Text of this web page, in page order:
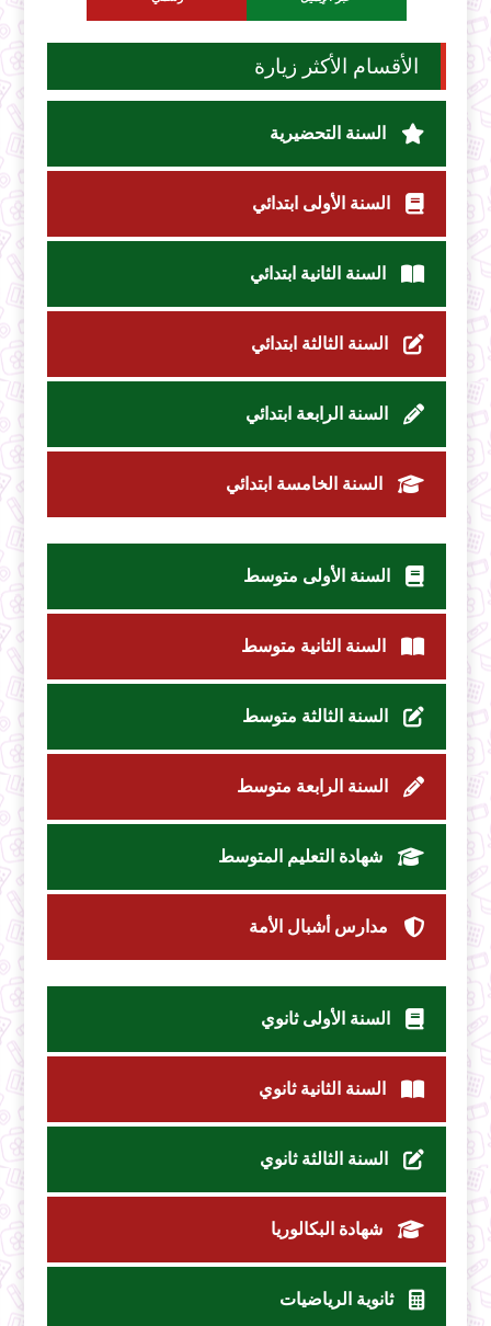
الأقسام الأكثر زيارة
السنة التحضيرية
السنة الأولى ابتدائي
السنة الثانية ابتدائي
السنة الثالثة ابتدائي
السنة الرابعة ابتدائي
السنة الخامسة ابتدائي
السنة الأولى متوسط
السنة الثانية متوسط
السنة الثالثة متوسط
السنة الرابعة متوسط
شهادة التعليم المتوسط
مدارس أشبال الأمة
السنة الأولى ثانوي
السنة الثانية ثانوي
السنة الثالثة ثانوي
شهادة البكالوريا
ثانوية الرياضيات